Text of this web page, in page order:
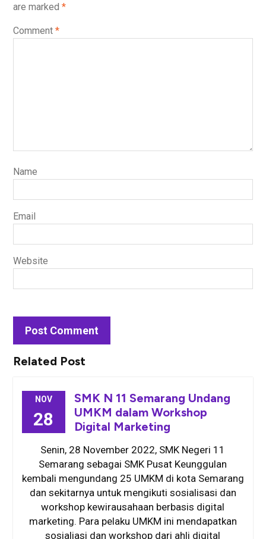
are marked *
Comment *
Name
Email
Website
Related Post
NOV
28
SMK N 11 Semarang Undang
UMKM dalam Workshop
Digital Marketing
Senin, 28 November 2022, SMK Negeri 11
Semarang sebagai SMK Pusat Keunggulan
kembali mengundang 25 UMKM di kota Semarang
dan sekitarnya untuk mengikuti sosialisasi dan
workshop kewirausahaan berbasis digital
marketing. Para pelaku UMKM ini mendapatkan
sosialiasi dan workshop dari ahli digital